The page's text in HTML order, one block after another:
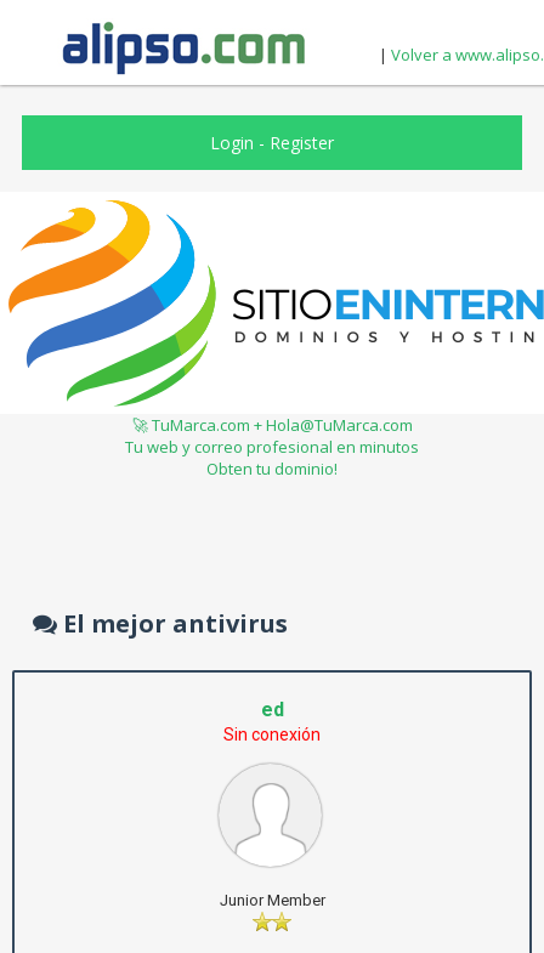
| Volver a
Login - Register
🚀 TuMarca.com + Hola@TuMarca.com
Tu web y correo profesional en minutos
Obten tu dominio!
El mejor antivirus
ed
Sin conexión
Junior Member